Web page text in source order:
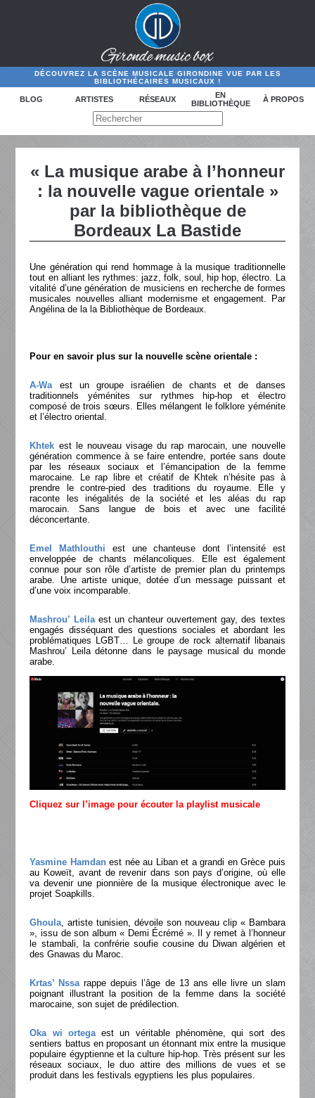
DÉCOUVREZ LA SCÈNE MUSICALE GIRONDINE VUE PAR LES
BIBLIOTHÉCAIRES MUSICAUX !
BLOG ARTISTES RÉSEAUX
EN
BIBLIOTHÈQUE
À PROPOS
« La musique arabe à l’honneur
: la nouvelle vague orientale »
par la bibliothèque de
Bordeaux La Bastide
Une génération qui rend hommage à la musique traditionnelle
tout en alliant les rythmes: jazz, folk, soul, hip hop, électro. La
vitalité d’une génération de musiciens en recherche de formes
musicales nouvelles alliant modernisme et engagement. Par
Angélina de la la Bibliothèque de Bordeaux.
Pour en savoir plus sur la nouvelle scène orientale :
A-Waest un groupe israélien de chants et de danses
traditionnels yéménites sur rythmes hip-hop et électro
composé de trois sœurs. Elles mélangent le folklore yéménite
et l’électro oriental.
Khtek est le nouveau visage du rap marocain, une nouvelle
génération commence à se faire entendre, portée sans doute
par les réseaux sociaux et l’émancipation de la femme
marocaine. Le rap libre et créatif de Khtek n’hésite pas à
prendre le contre-pied des traditions du royaume. Elle y
raconte les inégalités de la société et les aléas du rap
marocain. Sans langue de bois et avec une facilité
déconcertante.
Emel Mathlouthi
est une chanteuse dont l’intensité est
enveloppée de chants mélancoliques. Elle est également
connue pour son rôle d’artiste de premier plan du printemps
arabe. Une artiste unique, dotée d’un message puissant et
d’une voix incomparable.
Mashrou’ Leila est un chanteur ouvertement gay, des textes
engagés disséquant des questions sociales et abordant les
problématiques LGBT… Le groupe de rock alternatif libanais
Mashrou’ Leila détonne dans le paysage musical du monde
arabe.
Cliquez sur l’image pour écouter la playlist musicale
Yasmine Hamdan est née au Liban et a grandi en Grèce puis
au Koweït, avant de revenir dans son pays d’origine, où elle
va devenir une pionnière de la musique électronique avec le
projet Soapkills.
Ghoula, artiste tunisien, dévoile son nouveau clip « Bambara
», issu de son album « Demi Écrémé ». Il y remet à l’honneur
le stambali, la confrérie soufie cousine du Diwan algérien et
des Gnawas du Maroc.
Krtas’ Nssarappe depuis l’âge de 13 ans elle livre un slam
poignant illustrant la position de la femme dans la société
marocaine, son sujet de prédilection.
Oka wi ortegaest un véritable phénomène, qui sort des
sentiers battus en proposant un étonnant mix entre la musique
populaire égyptienne et la culture hip-hop. Très présent sur les
réseaux sociaux, le duo attire des millions de vues et se
produit dans les festivals egyptiens les plus populaires.